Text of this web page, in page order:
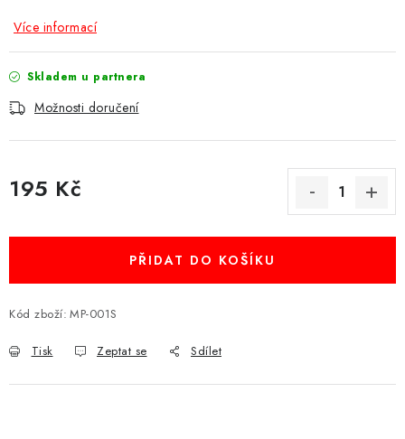
Více informací
Skladem u partnera
Možnosti doručení
195 Kč
PŘIDAT DO KOŠÍKU
Kód zboží: MP-001S
Tisk Zeptat se Sdílet